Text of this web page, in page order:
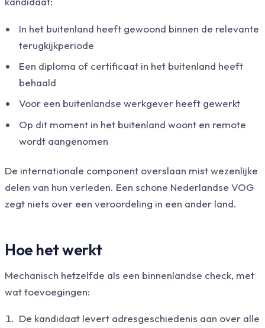
In het buitenland heeft gewoond binnen de relevante
terugkijkperiode
Een diploma of certificaat in het buitenland heeft
behaald
Voor een buitenlandse werkgever heeft gewerkt
Op dit moment in het buitenland woont en remote
wordt aangenomen
De internationale component overslaan mist wezenlijke
delen van hun verleden. Een schone Nederlandse VOG
zegt niets over een veroordeling in een ander land.
Hoe het werkt
Mechanisch hetzelfde als een binnenlandse check, met
wat toevoegingen:
De kandidaat levert adresgeschiedenis aan over alle